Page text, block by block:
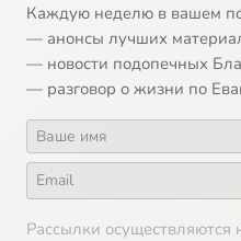
Как выбрать
14 Крест Христов в
15 Милостыня и
16
Каждую неделю в вашем
— анонсы лучших
— новости подопечных
— разговор о жизни по
Рассылки осуществляются